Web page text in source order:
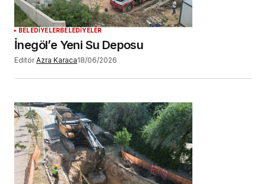
BELEDİYELERBELEDİYELER
İnegöl’e Yeni Su Deposu
Editör Azra Karaca18/06/2026